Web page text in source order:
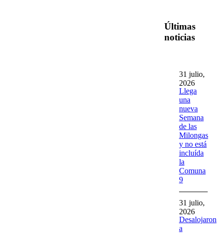
Últimas
noticias
Llega
una
nueva
Semana
de las
Milongas
y no está
incluída
la
Comuna
9
31 julio,
2026
Desalojaron
a
31 julio,
2026